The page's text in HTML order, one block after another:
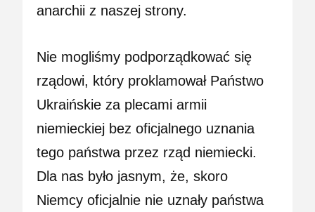
anarchii z naszej strony.
Nie mogliśmy podporządkować się
rządowi, który proklamował Państwo
Ukraińskie za plecami armii
niemieckiej bez oficjalnego uznania
tego państwa przez rząd niemiecki.
Dla nas było jasnym, że, skoro
Niemcy oficjalnie nie uznały państwa